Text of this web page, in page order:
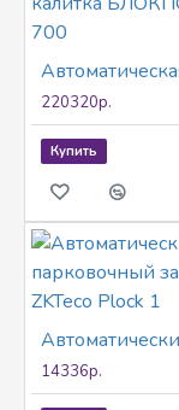
220320р.
Купить
14336р.